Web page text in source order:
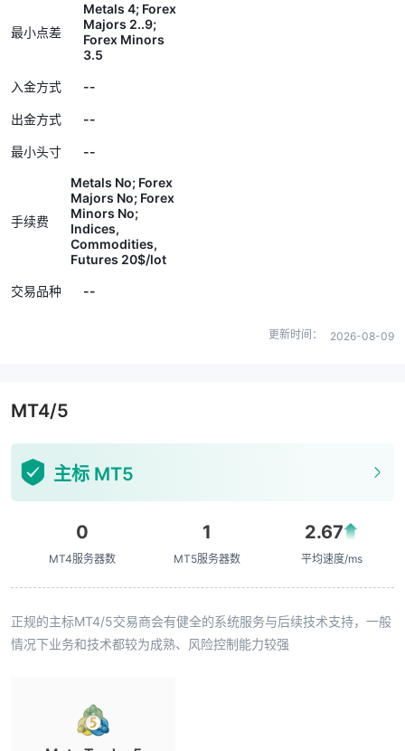
最小点差
Metals 4; Forex
Majors 2..9;
Forex Minors
3.5
入金方式 --
出金方式 --
最小头寸 --
手续费
Metals No; Forex
Majors No; Forex
Minors No;
Indices,
Commodities,
Futures 20$/lot
交易品种 --
更新时间： 2026-08-09
MT4/5
主标 MT5
0
MT4服务器数
1
MT5服务器数
2.67
平均速度/ms
正规的主标MT4/5交易商会有健全的系统服务与后续技术支持，一般
情况下业务和技术都较为成熟、风险控制能力较强